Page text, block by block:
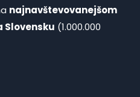
najnavštevovanejšom
(1.000.000